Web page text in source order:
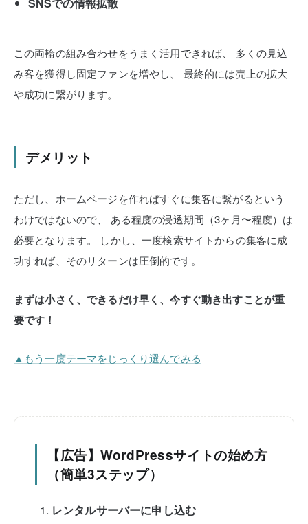
この両輪の組み合わせをうまく活用できれば、
多くの見込
み客を獲得し固定ファンを増やし、
最終的には売上の拡大
や成功に繋がります。
デメリット
ただし、ホームページを作ればすぐに集客に繋がるという
わけではないので、
ある程度の浸透期間（3ヶ月〜程度）は
必要となります。
しかし、一度検索サイトからの集客に成
功すれば、そのリターンは圧倒的です。
まずは小さく、できるだけ早く、今すぐ動き出すことが重
要です！
▲もう一度テーマをじっくり選んでみる
【広告】WordPressサイトの始め方
（簡単3ステップ）
レンタルサーバーに申し込む